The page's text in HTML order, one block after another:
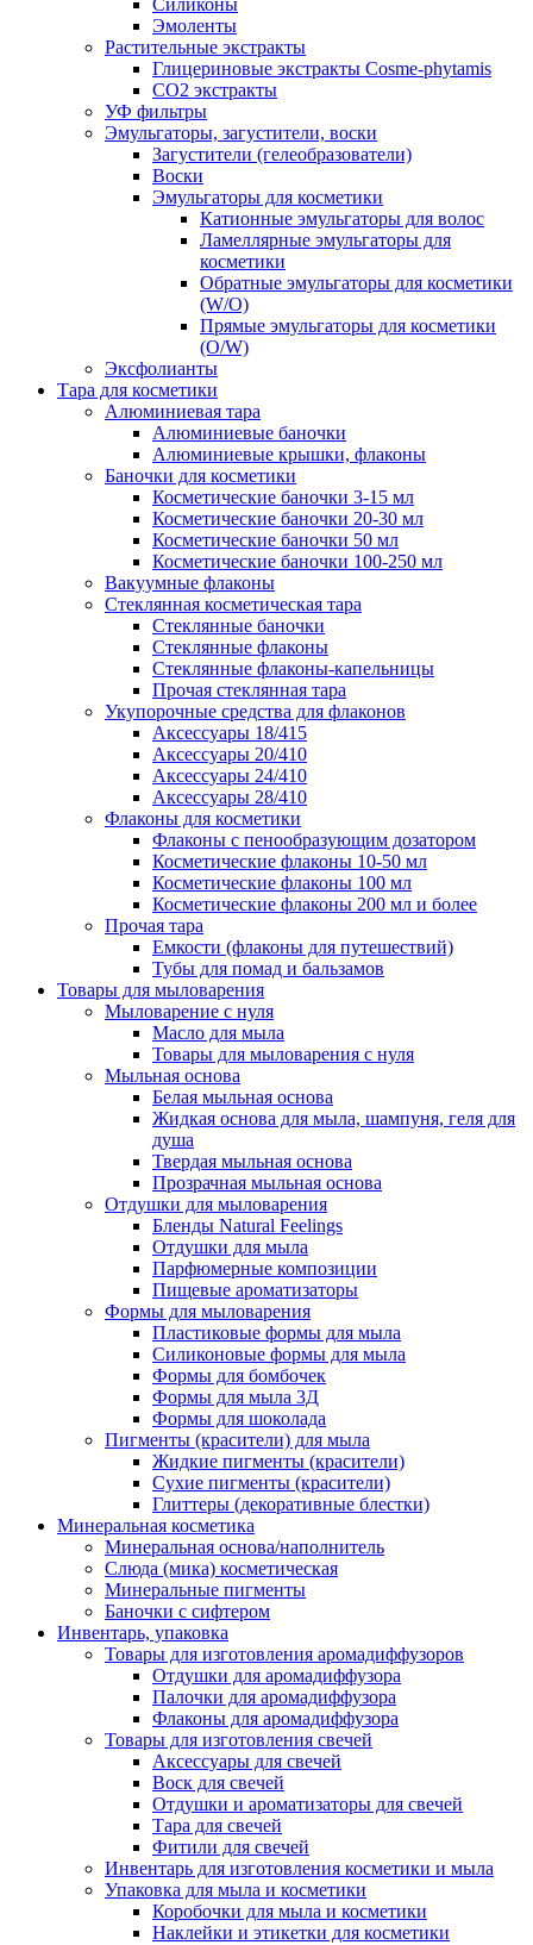
Силиконы
Эмоленты
Растительные экстракты
Глицериновые экстракты Cosme-phytamis
СО2 экстракты
УФ фильтры
Эмульгаторы, загустители, воски
Загустители (гелеобразователи)
Воски
Эмульгаторы для косметики
Катионные эмульгаторы для волос
Ламеллярные эмульгаторы для
косметики
Обратные эмульгаторы для косметики
(W/O)
Прямые эмульгаторы для косметики
(O/W)
Эксфолианты
Тара для косметики
Алюминиевая тара
Алюминиевые баночки
Алюминиевые крышки, флаконы
Баночки для косметики
Косметические баночки 3-15 мл
Косметические баночки 20-30 мл
Косметические баночки 50 мл
Косметические баночки 100-250 мл
Вакуумные флаконы
Стеклянная косметическая тара
Стеклянные баночки
Стеклянные флаконы
Стеклянные флаконы-капельницы
Прочая стеклянная тара
Укупорочные средства для флаконов
Аксессуары 18/415
Аксессуары 20/410
Аксессуары 24/410
Аксессуары 28/410
Флаконы для косметики
Флаконы с пенообразующим дозатором
Косметические флаконы 10-50 мл
Косметические флаконы 100 мл
Косметические флаконы 200 мл и более
Прочая тара
Емкости (флаконы для путешествий)
Тубы для помад и бальзамов
Товары для мыловарения
Мыловарение с нуля
Масло для мыла
Товары для мыловарения с нуля
Мыльная основа
Белая мыльная основа
Жидкая основа для мыла, шампуня, геля для
душа
Твердая мыльная основа
Прозрачная мыльная основа
Отдушки для мыловарения
Бленды Natural Feelings
Отдушки для мыла
Парфюмерные композиции
Пищевые ароматизаторы
Формы для мыловарения
Пластиковые формы для мыла
Силиконовые формы для мыла
Формы для бомбочек
Формы для мыла 3Д
Формы для шоколада
Пигменты (красители) для мыла
Жидкие пигменты (красители)
Сухие пигменты (красители)
Глиттеры (декоративные блестки)
Минеральная косметика
Минеральная основа/наполнитель
Слюда (мика) косметическая
Минеральные пигменты
Баночки с сифтером
Инвентарь, упаковка
Товары для изготовления аромадиффузоров
Отдушки для аромадиффузора
Палочки для аромадиффузора
Флаконы для аромадиффузора
Товары для изготовления свечей
Аксессуары для свечей
Воск для свечей
Отдушки и ароматизаторы для свечей
Тара для свечей
Фитили для свечей
Инвентарь для изготовления косметики и мыла
Упаковка для мыла и косметики
Коробочки для мыла и косметики
Наклейки и этикетки для косметики